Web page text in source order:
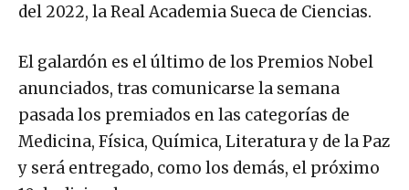
del 2022, la Real Academia Sueca de Ciencias.
El galardón es el último de los Premios Nobel
anunciados, tras comunicarse la semana
pasada los premiados en las categorías de
Medicina, Física, Química, Literatura y de la Paz
y será entregado, como los demás, el próximo